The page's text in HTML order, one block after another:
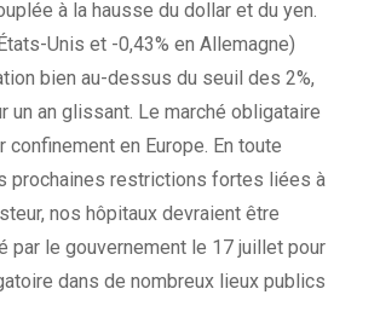
à la hausse du dollar et du yen.
Unis et -0,43% en Allemagne)
bien au-dessus du seuil des 2%,
un an glissant. Le marché obligataire
en Europe. En toute
prochaines restrictions fortes liées à
nos hôpitaux devraient être
par le gouvernement le 17 juillet pour
dans de nombreux lieux publics